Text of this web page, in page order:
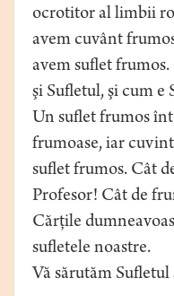
ocrotitor al limbii
avem cuvânt
avem suflet
şi Sufletul, şi cum e
Un suflet frumos
frumoase, iar
suflet frumos. Cât
Profesor! Cât de
Cărţile
sufletele noastre.
Vă sărutăm